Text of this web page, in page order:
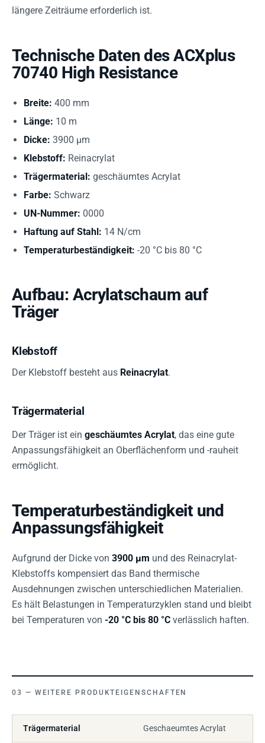
längere Zeiträume erforderlich ist.
Technische Daten des ACXplus
70740 High Resistance
Breite: 400 mm
Länge: 10 m
Dicke: 3900 µm
Klebstoff: Reinacrylat
Trägermaterial: geschäumtes Acrylat
Farbe: Schwarz
UN-Nummer: 0000
Haftung auf Stahl: 14 N/cm
Temperaturbeständigkeit: -20 °C bis 80 °C
Aufbau: Acrylatschaum auf
Träger
Klebstoff
Der Klebstoff besteht aus Reinacrylat.
Trägermaterial
Der Träger ist ein geschäumtes Acrylat, das eine gute
Anpassungsfähigkeit an Oberflächenform und -rauheit
ermöglicht.
Temperaturbeständigkeit und
Anpassungsfähigkeit
Aufgrund der Dicke von 3900 µm und des Reinacrylat-
Klebstoffs kompensiert das Band thermische
Ausdehnungen zwischen unterschiedlichen Materialien.
Es hält Belastungen in Temperaturzyklen stand und bleibt
bei Temperaturen von -20 °C bis 80 °C verlässlich haften.
WEITERE PRODUKTEIGENSCHAFTEN
Trägermaterial Geschaeumtes Acrylat